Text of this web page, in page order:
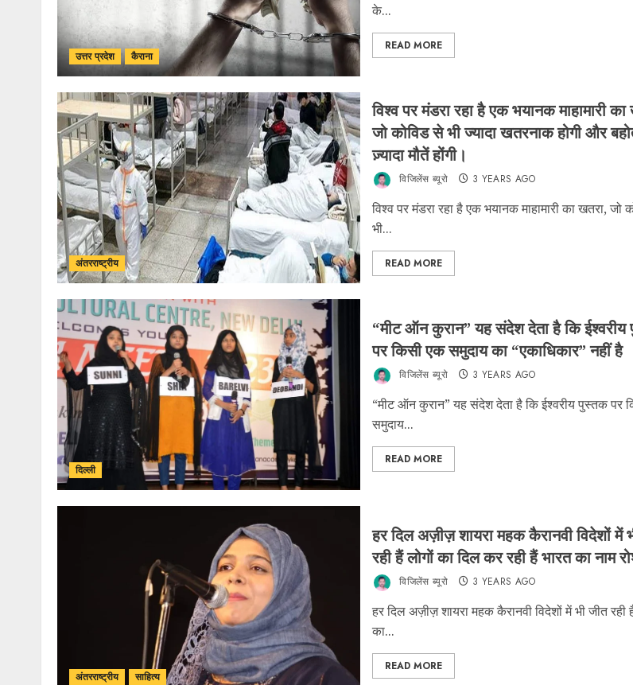
उत्तर प्रदेश कैराना
के...
READ MORE
अंतरराष्ट्रीय
विश्व पर मंडरा रहा है एक भयानक माहामारी
जो कोविड से भी ज्यादा खतरनाक होगी और
ज़्यादा मौतें होंगी।
विजिलेंस ब्यूरो 3 YEARS AGO
विश्व पर मंडरा रहा है एक भयानक माहामारी का खतरा, जो
भी...
READ MORE
दिल्ली
“मीट ऑन कुरान” यह संदेश देता है कि
पर किसी एक समुदाय का “एकाधिकार” नहीं है
विजिलेंस ब्यूरो 3 YEARS AGO
“मीट ऑन कुरान” यह संदेश देता है कि ईश्वरीय पुस्तक पर
समुदाय...
READ MORE
अंतरराष्ट्रीय साहित्य
हर दिल अज़ीज़ शायरा महक कैरानवी विदेशों में
रही हैं लोगों का दिल कर रही हैं भारत का नाम
विजिलेंस ब्यूरो 3 YEARS AGO
हर दिल अज़ीज़ शायरा महक कैरानवी विदेशों में भी जीत रही
का...
READ MORE